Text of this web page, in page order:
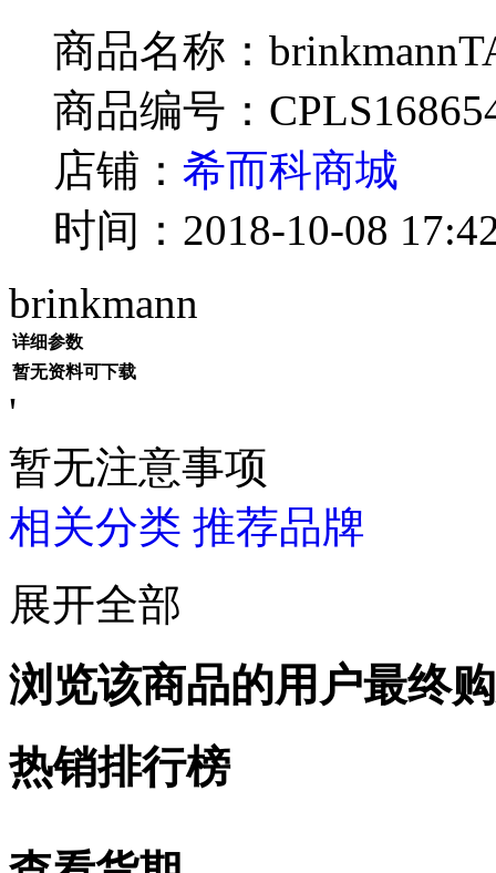
商品名称：
商品编号：
店铺： 希而科商城
时间：2018-10-08
brinkmann
详细参数
暂无资料可下载
'
暂无注意事项
相关分类 推荐品牌
展开全部
浏览该商品的用户最终
热销排行榜